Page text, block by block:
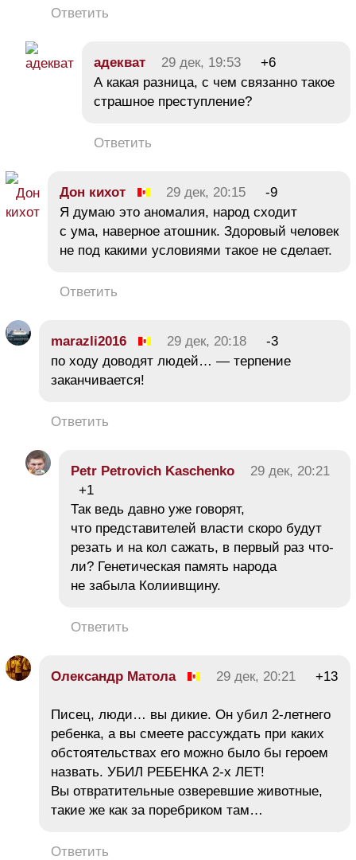
Ответить
адекват 29 дек, 19:53
+6
А какая разница, с чем связанно такое
страшное преступление?
Ответить
Дон кихот 29 дек, 20:15
-9
Я думаю это аномалия, народ сходит
с ума, наверное атошник. Здоровый человек
не под какими условиями такое не сделает.
Ответить
marazli2016 29 дек, 20:18
-3
по ходу доводят людей… — терпение
заканчивается!
Ответить
Petr Petrovich Kaschenko
29 дек, 20:21
+1
Так ведь давно уже говорят,
что представителей власти скоро будут
резать и на кол сажать, в первый раз что-
ли? Генетическая память народа
не забыла Колиивщину.
Ответить
Олександр Матола 29 дек, 20:21 +13
Писец, люди… вы дикие. Он убил 2-летнего
ребенка, а вы смеете рассуждать при каких
обстоятельствах его можно было бы героем
назвать. УБИЛ РЕБЕНКА 2-х ЛЕТ!
Вы отвратительные озверевшие животные,
такие же как за поребриком там…
Ответить